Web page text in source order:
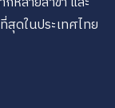
ดในประเทศไทย